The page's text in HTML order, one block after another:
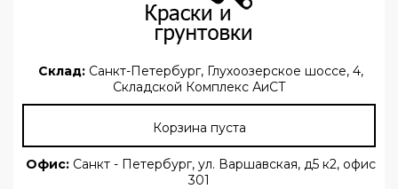
Склад: Санкт-Петербург, Глухоозерское шоссе, 4,
Складской Комплекс АиСТ
Корзина пуста
Офис: Санкт - Петербург, ул. Варшавская, д5 к2, офис
301